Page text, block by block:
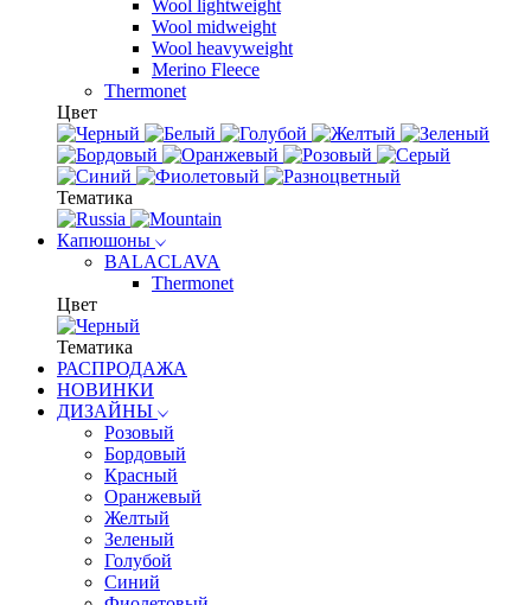
Wool lightweight
Wool midweight
Wool heavyweight
Merino Fleece
Thermonet
Цвет
Тематика
Капюшоны
BALACLAVA
Thermonet
Цвет
Тематика
РАСПРОДАЖА
НОВИНКИ
ДИЗАЙНЫ
Розовый
Бордовый
Красный
Оранжевый
Желтый
Зеленый
Голубой
Синий